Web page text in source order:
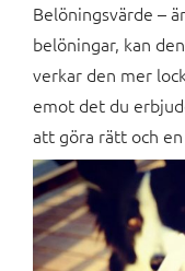
Belöningsvärde –
belöningar, kan
verkar den mer
emot det du
att göra rätt och